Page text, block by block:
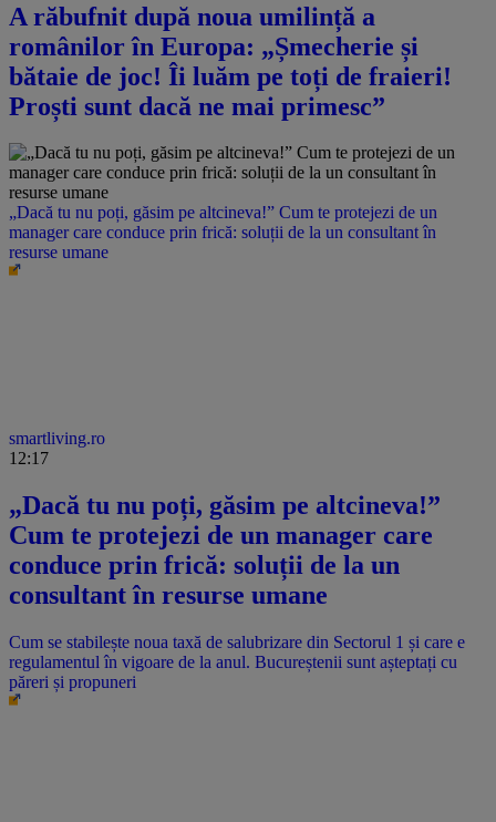
A răbufnit după noua umilință a
românilor în Europa: „Șmecherie și
bătaie de joc! Îi luăm pe toți de fraieri!
Proști sunt dacă ne mai primesc”
„Dacă tu nu poți, găsim pe altcineva!” Cum te protejezi de un
manager care conduce prin frică: soluții de la un consultant în
resurse umane
smartliving.ro
12:17
„Dacă tu nu poți, găsim pe altcineva!”
Cum te protejezi de un manager care
conduce prin frică: soluții de la un
consultant în resurse umane
Cum se stabilește noua taxă de salubrizare din Sectorul 1 și care e
regulamentul în vigoare de la anul. Bucureștenii sunt așteptați cu
păreri și propuneri